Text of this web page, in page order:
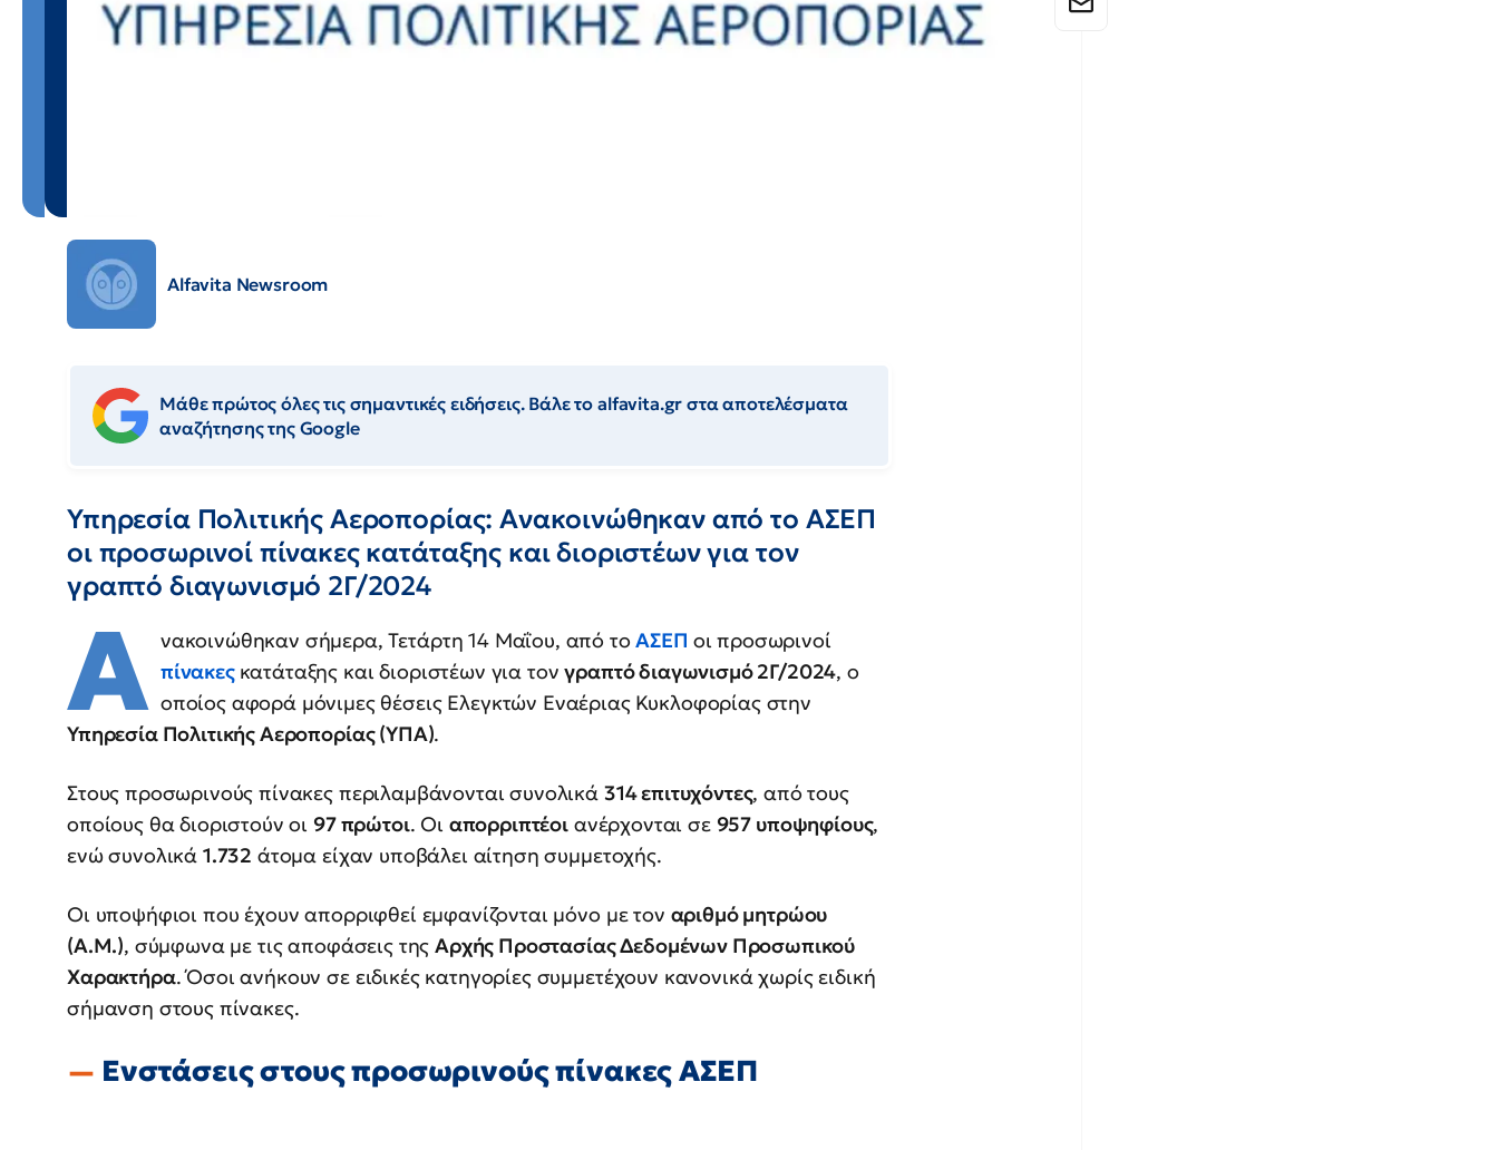
Alfavita Newsroom
Μάθε πρώτος όλες τις σημαντικές ειδήσεις. Βάλε το alfavita.gr στα αποτελέσματα
αναζήτησης της Google
Υπηρεσία Πολιτικής Αεροπορίας: Ανακοινώθηκαν από το ΑΣΕΠ
οι προσωρινοί πίνακες κατάταξης και διοριστέων για τον
γραπτό διαγωνισμό 2Γ/2024
Α νακοινώθηκαν σήμερα, Τετάρτη 14 Μαΐου, από τοΑΣΕΠ οι προσωρινοί
πίνακες κατάταξης και διοριστέων για τονγραπτό διαγωνισμό 2Γ/2024, ο
οποίος αφορά μόνιμες θέσεις Ελεγκτών Εναέριας Κυκλοφορίας στην
Υπηρεσία Πολιτικής Αεροπορίας (ΥΠΑ).
Στους προσωρινούς πίνακες περιλαμβάνονται συνολικά 314 επιτυχόντες, από τους
οποίους θα διοριστούν οι 97 πρώτοι. Οι απορριπτέοι ανέρχονται σε 957 υποψηφίους,
ενώ συνολικά 1.732 άτομα είχαν υποβάλει αίτηση συμμετοχής.
Οι υποψήφιοι που έχουν απορριφθεί εμφανίζονται μόνο με τον αριθμό μητρώου
(Α.Μ.), σύμφωνα με τις αποφάσεις τηςΑρχής Προστασίας Δεδομένων Προσωπικού
Χαρακτήρα. Όσοι ανήκουν σε ειδικές κατηγορίες συμμετέχουν κανονικά χωρίς ειδική
σήμανση στους πίνακες.
Ενστάσεις στους προσωρινούς πίνακες ΑΣΕΠ